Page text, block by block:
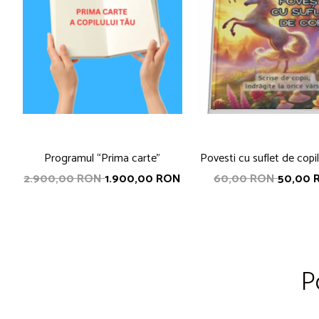
Programul “Prima carte”
2.900,00 RON1.900,00 RON
Povesti cu suflet de
de copii, indragite la
60,00 RON50,00